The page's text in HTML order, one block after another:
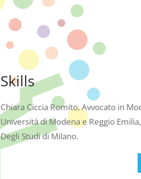
Skills
Chiara Ciccia Romito, Avvocato in
Università di Modena e Reggio
Degli Studi di Milano.